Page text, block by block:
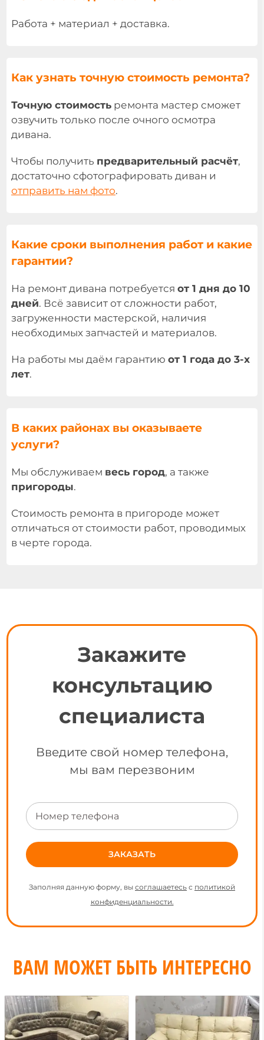
Работа + материал + доставка.
Как узнать точную стоимость ремонта?
Точную стоимостьремонта мастер сможет
озвучить только после очного осмотра
дивана.
Чтобы получить предварительный расчёт,
достаточно сфотографировать диван и
отправить нам фото.
Какие сроки выполнения работ и какие
гарантии?
На ремонт дивана потребуется от 1 дня до 10
дней. Всё зависит от сложности работ,
загруженности мастерской, наличия
необходимых запчастей и материалов.
На работы мы даём гарантию от 1 года до 3-х
лет.
В каких районах вы оказываете
услуги?
Мы обслуживаем весь город, а также
пригороды.
Стоимость ремонта в пригороде может
отличаться от стоимости работ, проводимых
в черте города.
Закажите
консультацию
специалиста
Введите свой номер телефона,
мы вам перезвоним
Заполняя данную форму, вы соглашаетесь с политикой
конфиденциальности.
ВАМ МОЖЕТ БЫТЬ ИНТЕРЕСНО